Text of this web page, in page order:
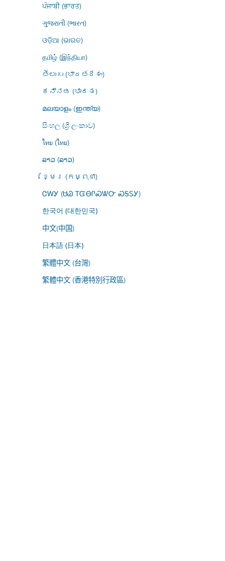
ਪੰਜਾਬੀ (ਭਾਰਤ)
ગુજરાતી (ભારત)
ଓଡ଼ିଆ (ଭାରତ)
தமிழ் (இந்தியா)
తెలుగు (భారతదేశం)
ಕನ್ನಡ (ಭಾರತ)
മലയാളം (ഇന്ത്യ)
සිංහල (ශ්‍රී ලංකාව)
ไทย (ไทย)
ລາວ (ລາວ)
ខ្មែរ (កម្ពុជា)
ᏣᎳᎩ (ᏌᏊ ᎢᏳᎾᎵᏍᏔᏅ ᏍᎦᏚᎩ)
한국어 (대한민국)
中文(中国)
日本語 (日本)
繁體中文 (台灣)
繁體中文 (香港特別行政區)